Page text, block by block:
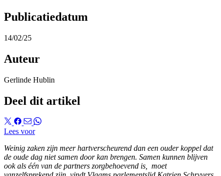
Publicatiedatum
14/02/25
Auteur
Gerlinde Hublin
Deel dit artikel
Lees voor
Weinig zaken zijn meer hartverscheurend dan een ouder koppel dat
de oude dag niet samen door kan brengen. Samen kunnen blijven
ook als één van de partners zorgbehoevend is, moet